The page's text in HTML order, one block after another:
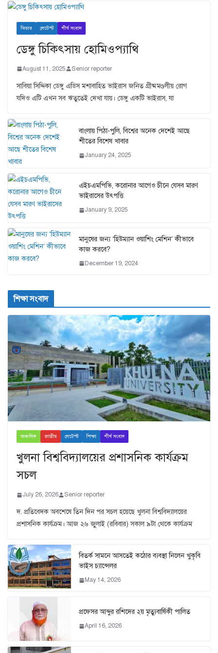
ফিচার লেটেস্ট শীর্ষ সংবাদ
ডেঙ্গু চিকিৎসায় হোমিওপ্যাথি
August 11, 2025 Senior reporter
সাবিয়া সিদ্দিকা ডেঙ্গু এডিস মশাবাহিত ভাইরাস জনিত গ্রীষ্মমণ্ডলীয় রোগ
যদিও এটি এখন সব ঋতুতেই দেখা যায়। ডেঙ্গু একটি ভাইরাস, যা
বাংলায় পিঠা-পুলি, বিশ্বের অনেক দেশেই আছে
শীতের বিশেষ খাবার
January 24, 2025
এইচএমপিভি, করোনার আগেও চীনে যেসব মারণ
ভাইরাসের উৎপত্তি
January 9, 2025
মানুষের জন্য ‘হিউম্যান ওয়াশিং মেশিন’ কীভাবে
কাজ করবে?
December 19, 2024
শিক্ষা সংবাদ
আঞ্চলিক জাতীয় লেটেস্ট শিক্ষা শীর্ষ সংবাদ
খুলনা বিশ্ববিদ্যালয়ের প্রশাসনিক কার্যক্রম
সচল
July 26, 2026 Senior reporter
দ. প্রতিবেদক অবশেষে তিন দিন পর সচল হয়েছে খুলনা বিশ্ববিদ্যালয়ের
প্রশাসনিক কার্যক্রম। আজ ২৬ জুুলাই (রবিবার) সকাল ৯টা থেকে কার্যক্রম
বিতর্ক সামনে আসতেই কঠোর ব্যবস্থা নিলেন খুকৃবি
ভাইস চ্যান্সেলর
May 14, 2026
প্রফেসর আব্দুর রশিদের ২য় মৃত্যুবার্ষিকী পালিত
April 16, 2026